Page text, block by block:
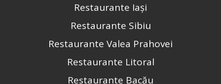
Restaurante Iași
Restaurante Sibiu
Restaurante Valea Prahovei
Restaurante Litoral
Restaurante Bacău